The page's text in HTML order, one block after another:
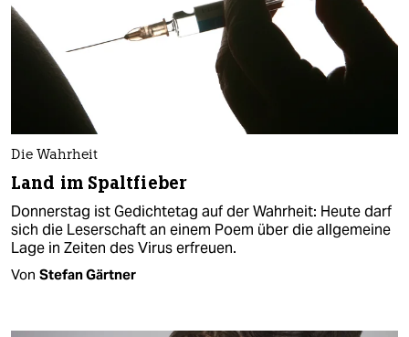
Die Wahrheit
Land im Spaltfieber
Donnerstag ist Gedichtetag auf der Wahrheit: Heute darf
sich die Leserschaft an einem Poem über die allgemeine
Lage in Zeiten des Virus erfreuen.
Von Stefan Gärtner